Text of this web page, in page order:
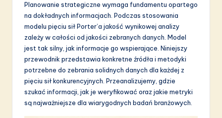
in
Planowanie strategiczne wymaga fundamentu opartego
na dokładnych informacjach. Podczas stosowania
modelu pięciu sił Porter’a jakość wynikowej analizy
zależy w całości od jakości zebranych danych. Model
jest tak silny, jak informacje go wspierające. Niniejszy
przewodnik przedstawia konkretne źródła i metodyki
potrzebne do zebrania solidnych danych dla każdej z
pięciu sił konkurencyjnych. Przeanalizujemy, gdzie
szukać informacji, jak je weryfikować oraz jakie metryki
są najważniejsze dla wiarygodnych badań branżowych.